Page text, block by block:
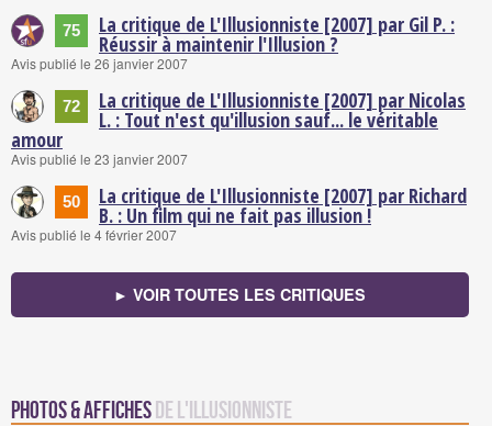
75 La critique de L'Illusionniste [2007] par Gil P. :
Réussir à maintenir l'Illusion ?
Avis publié le 26 janvier 2007
72 La critique de L'Illusionniste [2007] par Nicolas
L. : Tout n'est qu'illusion sauf... le véritable
amour
Avis publié le 23 janvier 2007
50 La critique de L'Illusionniste [2007] par Richard
B. : Un film qui ne fait pas illusion !
Avis publié le 4 février 2007
► VOIR TOUTES LES CRITIQUES
Photos & Affichesde L'Illusionniste